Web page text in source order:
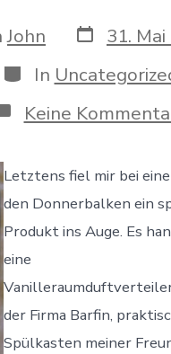
John Datum
des
Beitrags
31.
Kategorien
In
Keine
Letztens fiel mir bei
den Donnerbalken ein
Produkt ins Auge. Es
eine
der Firma Barfin,
Spülkasten meiner